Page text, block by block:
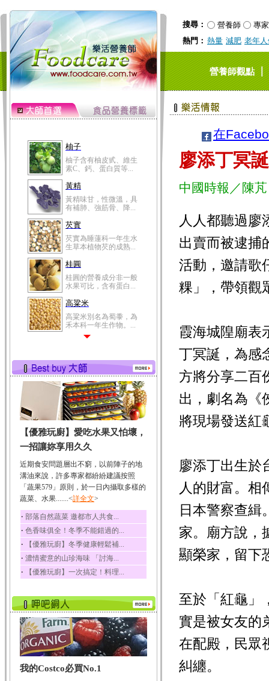
搜尋： 營養師
專家
熱門： 熱量 減肥 老年
營養師觀點｜
柚子
柚子含有柚皮甙、維生
素C、鈣、蛋白質等...
黃精
黃精味甘，性微溫，具
有補肺、強筋骨、降...
芡實
芡實為睡蓮科一年生水
生草本植物芡的成熟...
桂圓
桂圓的營養成分非一般
水果可比，含有蛋白...
高粱米
高粱米別名為蜀黍，為
禾本科一年生作物。...
有蛋白質、脂肪、磷...
鮪魚
鮪魚肚肉中的不飽和脂
肪酸內富含EPA和DH...
韭菜
韭菜所含的膳食纖維能
幫助消化與通便；揮...
冬瓜
冬瓜營養價值高，鈉含
量極低是水腫病人的...
豆豉
豆豉裡頭含有營養的蛋
白質、脂肪、鈣、磷...
榛果
榛果裡所含的營養素有
蛋白質、脂肪、醣類...
迷迭香
酸、迷迭香酸、植物...
咖啡
咖啡中的咖啡因會刺激
中樞神經系統，特別...
椰子
椰子含有糖類、脂肪、
【優雅玩廚】愛吃水果又怕壞，
一招讓妳享用久久
近期食安問題層出不窮，以前陣子的地
溝油來說，許多專家都紛紛建議按照
「蔬果579」原則，於一日內攝取多樣的
蔬菜、水果.......<詳全文>
‧ 部落自然蔬菜 邀都市人共食...
‧ 色香味俱全！冬季不能錯過的...
‧ 【優雅玩廚】冬季健康輕鬆補...
‧ 濃情蜜意的山珍海味 「討海...
‧ 【優雅玩廚】一次搞定！料理...
我的Costco必買No.1
在
廖添丁冥
中國時報／陳芃
人人都聽過廖
出賣而被逮捕
活動，邀請歌
粿」，帶領觀
霞海城隍廟表
丁冥誕，為感
方將分享二百
出，劇名為《
將現場發送紅
廖添丁出生於
人的財富。相
日本警察查緝
家。廟方說，
顯榮家，留下
至於「紅龜」
實是被女友的
在配殿，民眾
糾纏。